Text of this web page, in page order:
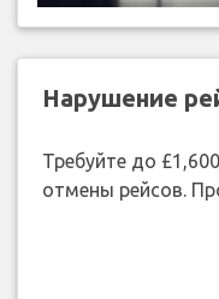
Нарушение
Требуйте до
отмены рейсов.